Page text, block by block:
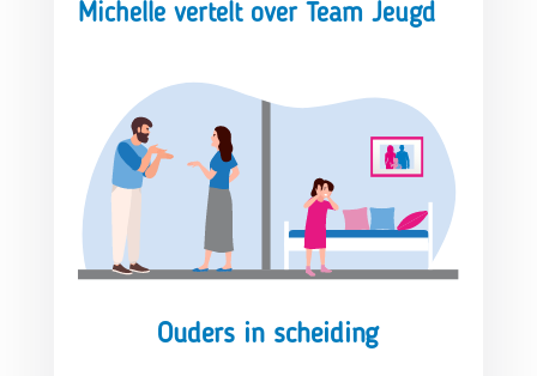
Michelle vertelt over Team Jeugd
Ouders in scheiding